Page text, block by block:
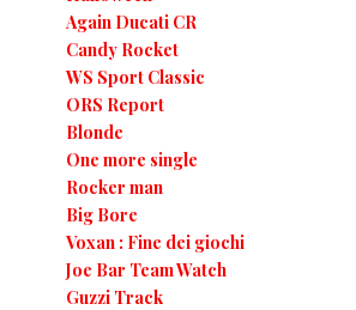
Again Ducati CR
Candy Rocket
WS Sport Classic
ORS Report
Blonde
One more single
Rocker man
Big Bore
Voxan : Fine dei giochi
Joe Bar Team Watch
Guzzi Track